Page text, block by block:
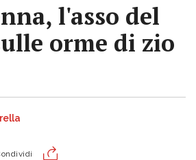
l'asso del
orme di zio